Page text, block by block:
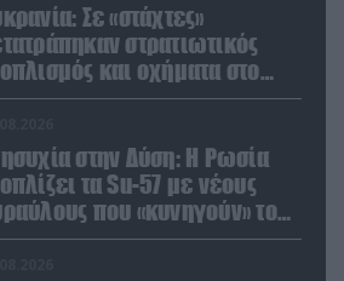
Σε «στάχτες»
στρατιωτικός
και οχήματα στο
μετά από ρωσικά
στην Δύση: H Ρωσία
τα Su-57 με νέους
που «κυνηγούν» τον
μέσα από παρεμβολές!